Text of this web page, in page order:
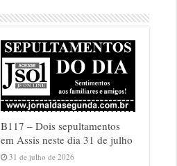
B117 – Dois sepultamentos
em Assis neste dia 31 de julho
31 de julho de 2026